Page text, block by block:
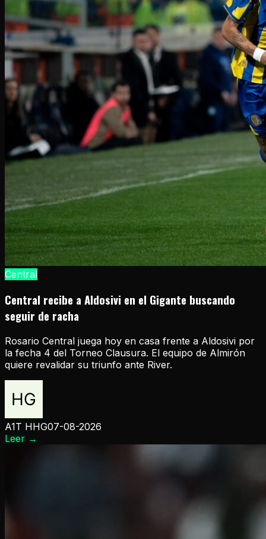
Central
Central recibe a Aldosivi en el Gigante buscando
seguir de racha
Rosario Central juega hoy en casa frente a Aldosivi por
la fecha 4 del Torneo Clausura. El equipo de Almirón
quiere revalidar su triunfo ante River.
A1T HHG07-08-2026
Leer →